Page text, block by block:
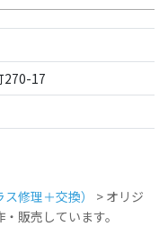
270-17
修理＋交換） > オリジ
販売しています。